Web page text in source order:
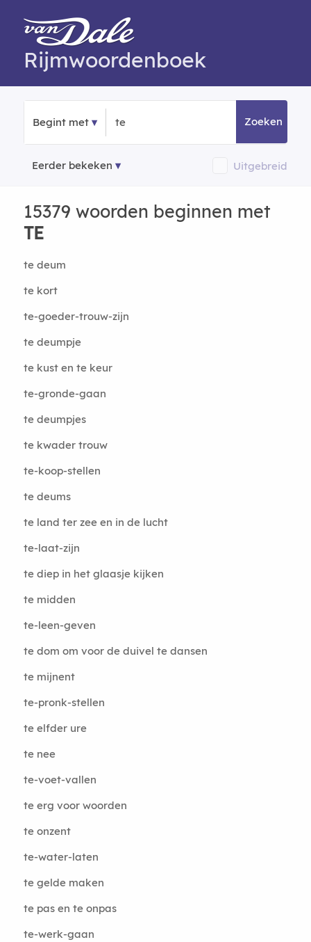
Rijmwoordenboek
Begint met Zoeken
Eerder bekeken Uitgebreid
15379 woorden beginnen met
TE
te deum
te kort
te-goeder-trouw-zijn
te deumpje
te kust en te keur
te-gronde-gaan
te deumpjes
te kwader trouw
te-koop-stellen
te deums
te land ter zee en in de lucht
te-laat-zijn
te diep in het glaasje kijken
te midden
te-leen-geven
te dom om voor de duivel te dansen
te mijnent
te-pronk-stellen
te elfder ure
te nee
te-voet-vallen
te erg voor woorden
te onzent
te-water-laten
te gelde maken
te pas en te onpas
te-werk-gaan